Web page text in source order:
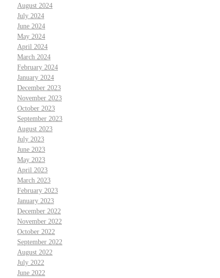
August 2024
July 2024
June 2024
May 2024
April 2024
March 2024
February 2024
January 2024
December 2023
November 2023
October 2023
September 2023
August 2023
July 2023
June 2023
May 2023
April 2023
March 2023
February 2023
January 2023
December 2022
November 2022
October 2022
September 2022
August 2022
July 2022
June 2022